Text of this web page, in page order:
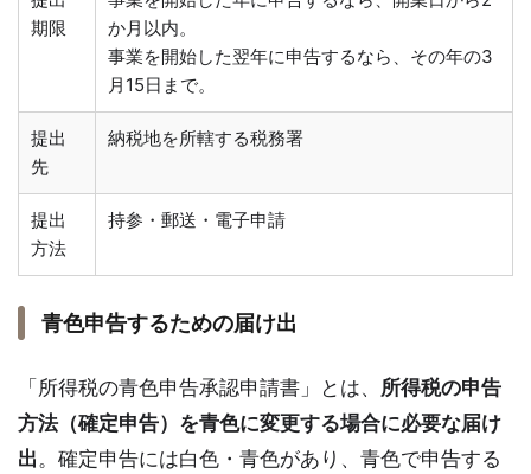
期限
か月以内。
事業を開始した翌年に申告するなら、その年の3
月15日まで。
提出
先
納税地を所轄する税務署
提出
方法
持参・郵送・電子申請
青色申告するための届け出
「所得税の青色申告承認申請書」とは、 所得税の申告
方法（確定申告）を青色に変更する場合に必要な届け
出 。確定申告には白色・青色があり、青色で申告する